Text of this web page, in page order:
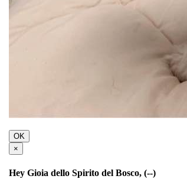
OK
×
Hey Gioia dello Spirito del Bosco, (--)